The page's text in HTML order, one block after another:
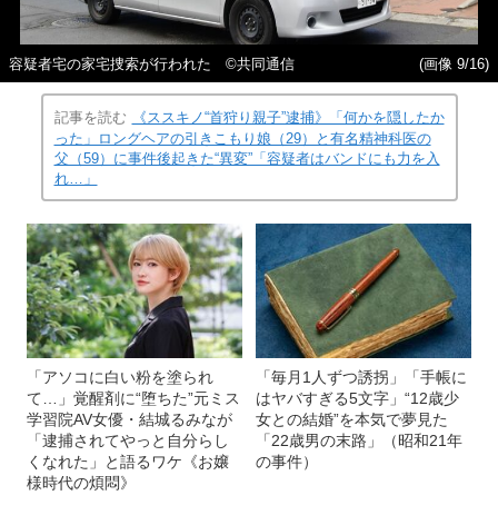
容疑者宅の家宅捜索が行われた ©共同通信 (画像 9/16)
記事を読む
《ススキノ“首狩り親子”逮捕》「何かを隠したか
った」ロングヘアの引きこもり娘（29）と有名精神科医の
父（59）に事件後起きた“異変”「容疑者はバンドにも力を入
れ…」
「アソコに白い粉を塗られ
て…」覚醒剤に“堕ちた”元ミス
学習院AV女優・結城るみなが
「逮捕されてやっと自分らし
くなれた」と語るワケ《お嬢
様時代の煩悶》
「毎月1人ずつ誘拐」「手帳に
はヤバすぎる5文字」“12歳少
女との結婚”を本気で夢見た
「22歳男の末路」（昭和21年
の事件）